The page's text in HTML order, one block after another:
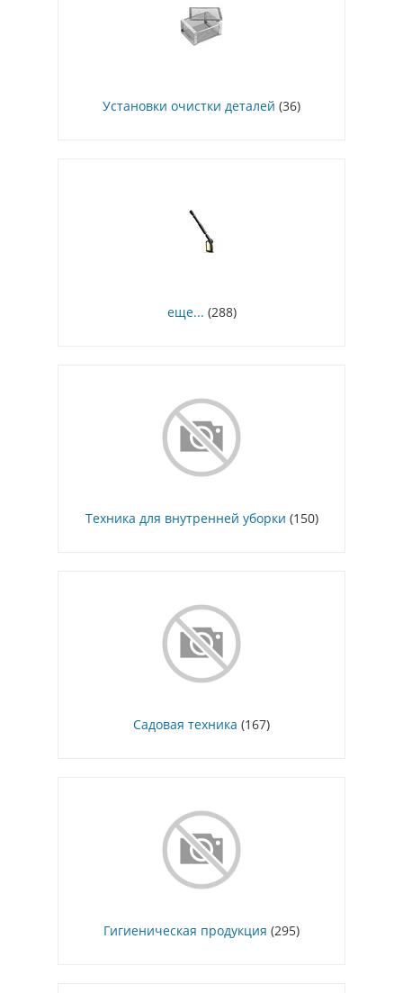
Установки очистки деталей (36)
еще... (288)
Техника для внутренней уборки (150)
Садовая техника (167)
Гигиеническая продукция (295)